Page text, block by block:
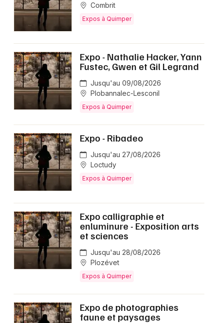
Combrit
Expos à Quimper
Expo - Nathalie Hacker, Yann
Fustec, Gwen et Gil Legrand
Jusqu'au 09/08/2026
Plobannalec-Lesconil
Expos à Quimper
Expo - Ribadeo
Jusqu'au 27/08/2026
Loctudy
Expos à Quimper
Expo calligraphie et
enluminure - Exposition arts
et sciences
Jusqu'au 28/08/2026
Plozévet
Expos à Quimper
Expo de photographies
faune et paysages